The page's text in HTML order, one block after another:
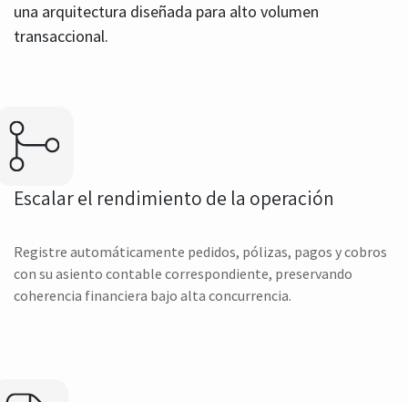
una arquitectura diseñada para alto volumen
transaccional.
Escalar el rendimiento de la operación
Registre automáticamente pedidos, pólizas, pagos y cobros
con su asiento contable correspondiente, preservando
coherencia financiera bajo alta concurrencia.